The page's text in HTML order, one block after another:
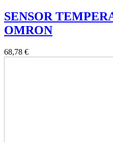
SENSOR
OMRON
68,78 €